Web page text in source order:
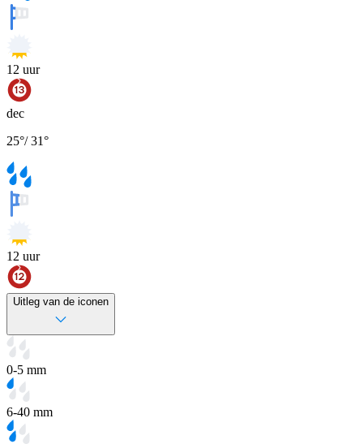
12 uur
dec
25°/31°
12 uur
Uitleg van de iconen
0-5 mm
6-40 mm